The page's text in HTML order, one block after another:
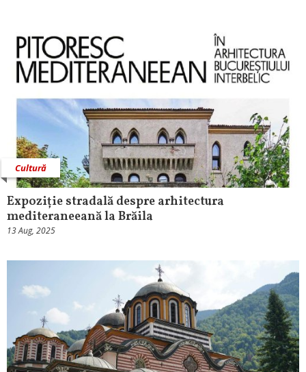
Cultură
Expoziție stradală despre arhitectura
mediteraneeană la Brăila
13 Aug, 2025